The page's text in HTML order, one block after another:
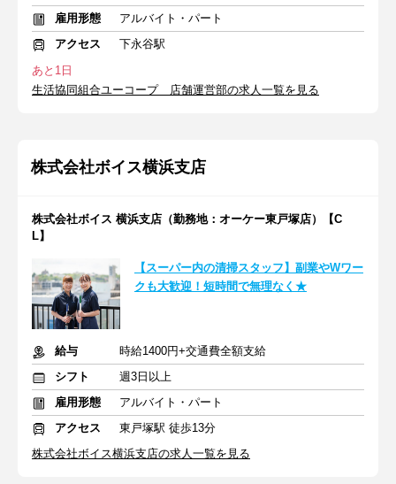
雇用形態
アルバイト・パート
アクセス
下永谷駅
あと1日
生活協同組合ユーコープ 店舗運営部の求人一覧を見る
株式会社ボイス横浜支店
株式会社ボイス 横浜支店（勤務地：オーケー東戸塚店）【C
L】
【スーパー内の清掃スタッフ】副業やWワー
クも大歓迎！短時間で無理なく★
給与
時給1400円+交通費全額支給
シフト
週3日以上
雇用形態
アルバイト・パート
アクセス
東戸塚駅 徒歩13分
株式会社ボイス横浜支店の求人一覧を見る